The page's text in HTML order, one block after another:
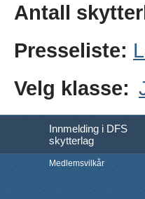
Antall
Presseliste:
Velg klasse:
Innmelding i DFS
skytterlag
Medlemsvilkår